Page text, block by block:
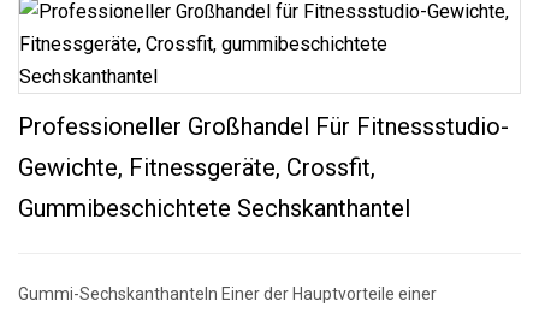
Professioneller Großhandel Für Fitnessstudio-
Gewichte, Fitnessgeräte, Crossfit,
Gummibeschichtete Sechskanthantel
Gummi-Sechskanthanteln Einer der Hauptvorteile einer